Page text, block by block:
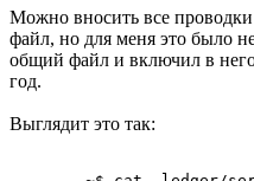
Можно вносить все
файл, но для меня это было
общий файл и включил в
год.
Выглядит это так: